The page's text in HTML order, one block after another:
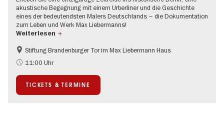
akustische Begegnung mit einem Urberliner und die Geschichte
eines der bedeutendsten Malers Deutschlands – die Dokumentation
zum Leben und Werk Max Liebermanns!
Weiterlesen
Geschichte
Barrierefrei
NS-Geschichte
Politik & Gesellschaft
Stiftung Brandenburger Tor im Max Liebermann Haus
11:00 Uhr
TICKETS & TERMINE